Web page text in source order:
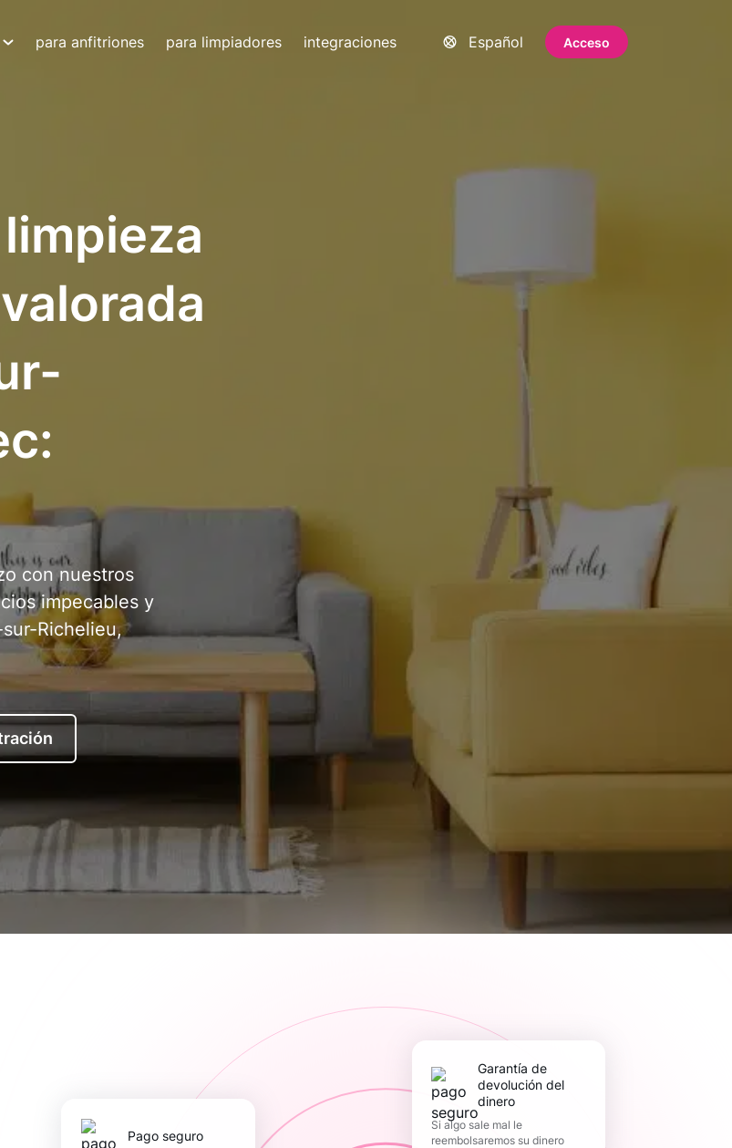
para anfitriones para limpiadores integraciones Español Acceso
con nuestros
impecables y
Richelieu,
pago seguro
Garantía de
devolución del
dinero
Si algo sale mal le
reembolsaremos su dinero